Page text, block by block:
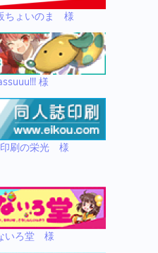
ちょいのま 様
様
印刷の栄光 様
いろ堂 様